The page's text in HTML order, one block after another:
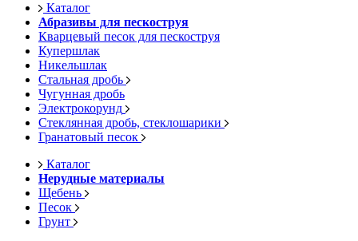
Каталог
Абразивы для пескоструя
Кварцевый песок для пескоструя
Купершлак
Никельшлак
Стальная дробь
Чугунная дробь
Электрокорунд
Стеклянная дробь, стеклошарики
Гранатовый песок
Каталог
Нерудные материалы
Щебень
Песок
Грунт